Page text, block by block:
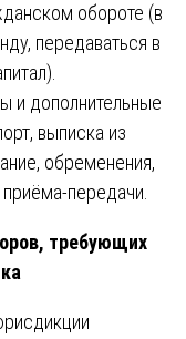
обороте (в
передаваться в
и дополнительные
выписка из
обременения,
передачи.
требующих